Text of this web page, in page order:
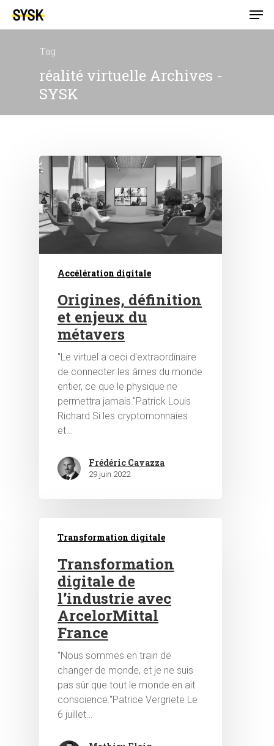
Hit enter to search or ESC to close
Tag
réalité virtuelle Archives -
SYSK
Accélération digitale
Origines, définition
et enjeux du
métavers
"Le virtuel a ceci d'extraordinaire
de connecter les âmes du monde
entier, ce que le physique ne
permettra jamais."Patrick Louis
Richard Si les cryptomonnaies
et…
Frédéric Cavazza
29 juin 2022
Transformation digitale
Transformation
digitale de
l’industrie avec
ArcelorMittal
France
"Nous sommes en train de
changer de monde, et je ne suis
pas sûr que tout le monde en ait
conscience."Patrice Vergriete Le
6 juillet…